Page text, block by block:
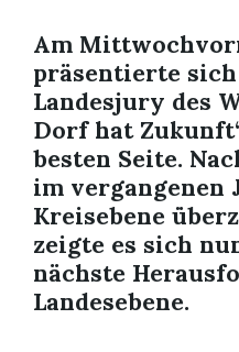
Am
präsentierte
Landesjury des
Dorf hat
besten Seite.
im vergangenen
Kreisebene
zeigte es sich
nächste
Landesebene.